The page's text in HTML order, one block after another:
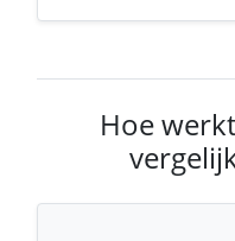
Hoe